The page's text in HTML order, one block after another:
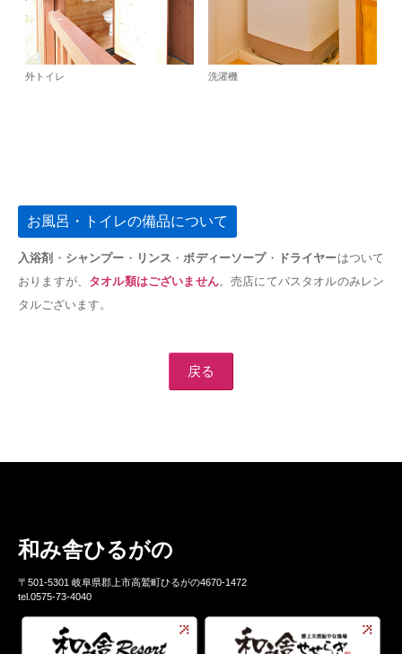
外トイレ 洗濯機
お風呂・トイレの備品について
入浴剤 ・ シャンプー ・ リンス ・ボディーソープ・ ドライヤーはついて
おりますが、 タオル類はございません。売店にてバスタオルのみレン
タルございます。
戻る
和み舎ひるがの
〒501-5301 岐阜県郡上市高鷲町ひるがの4670-1472
tel.0575-73-4040